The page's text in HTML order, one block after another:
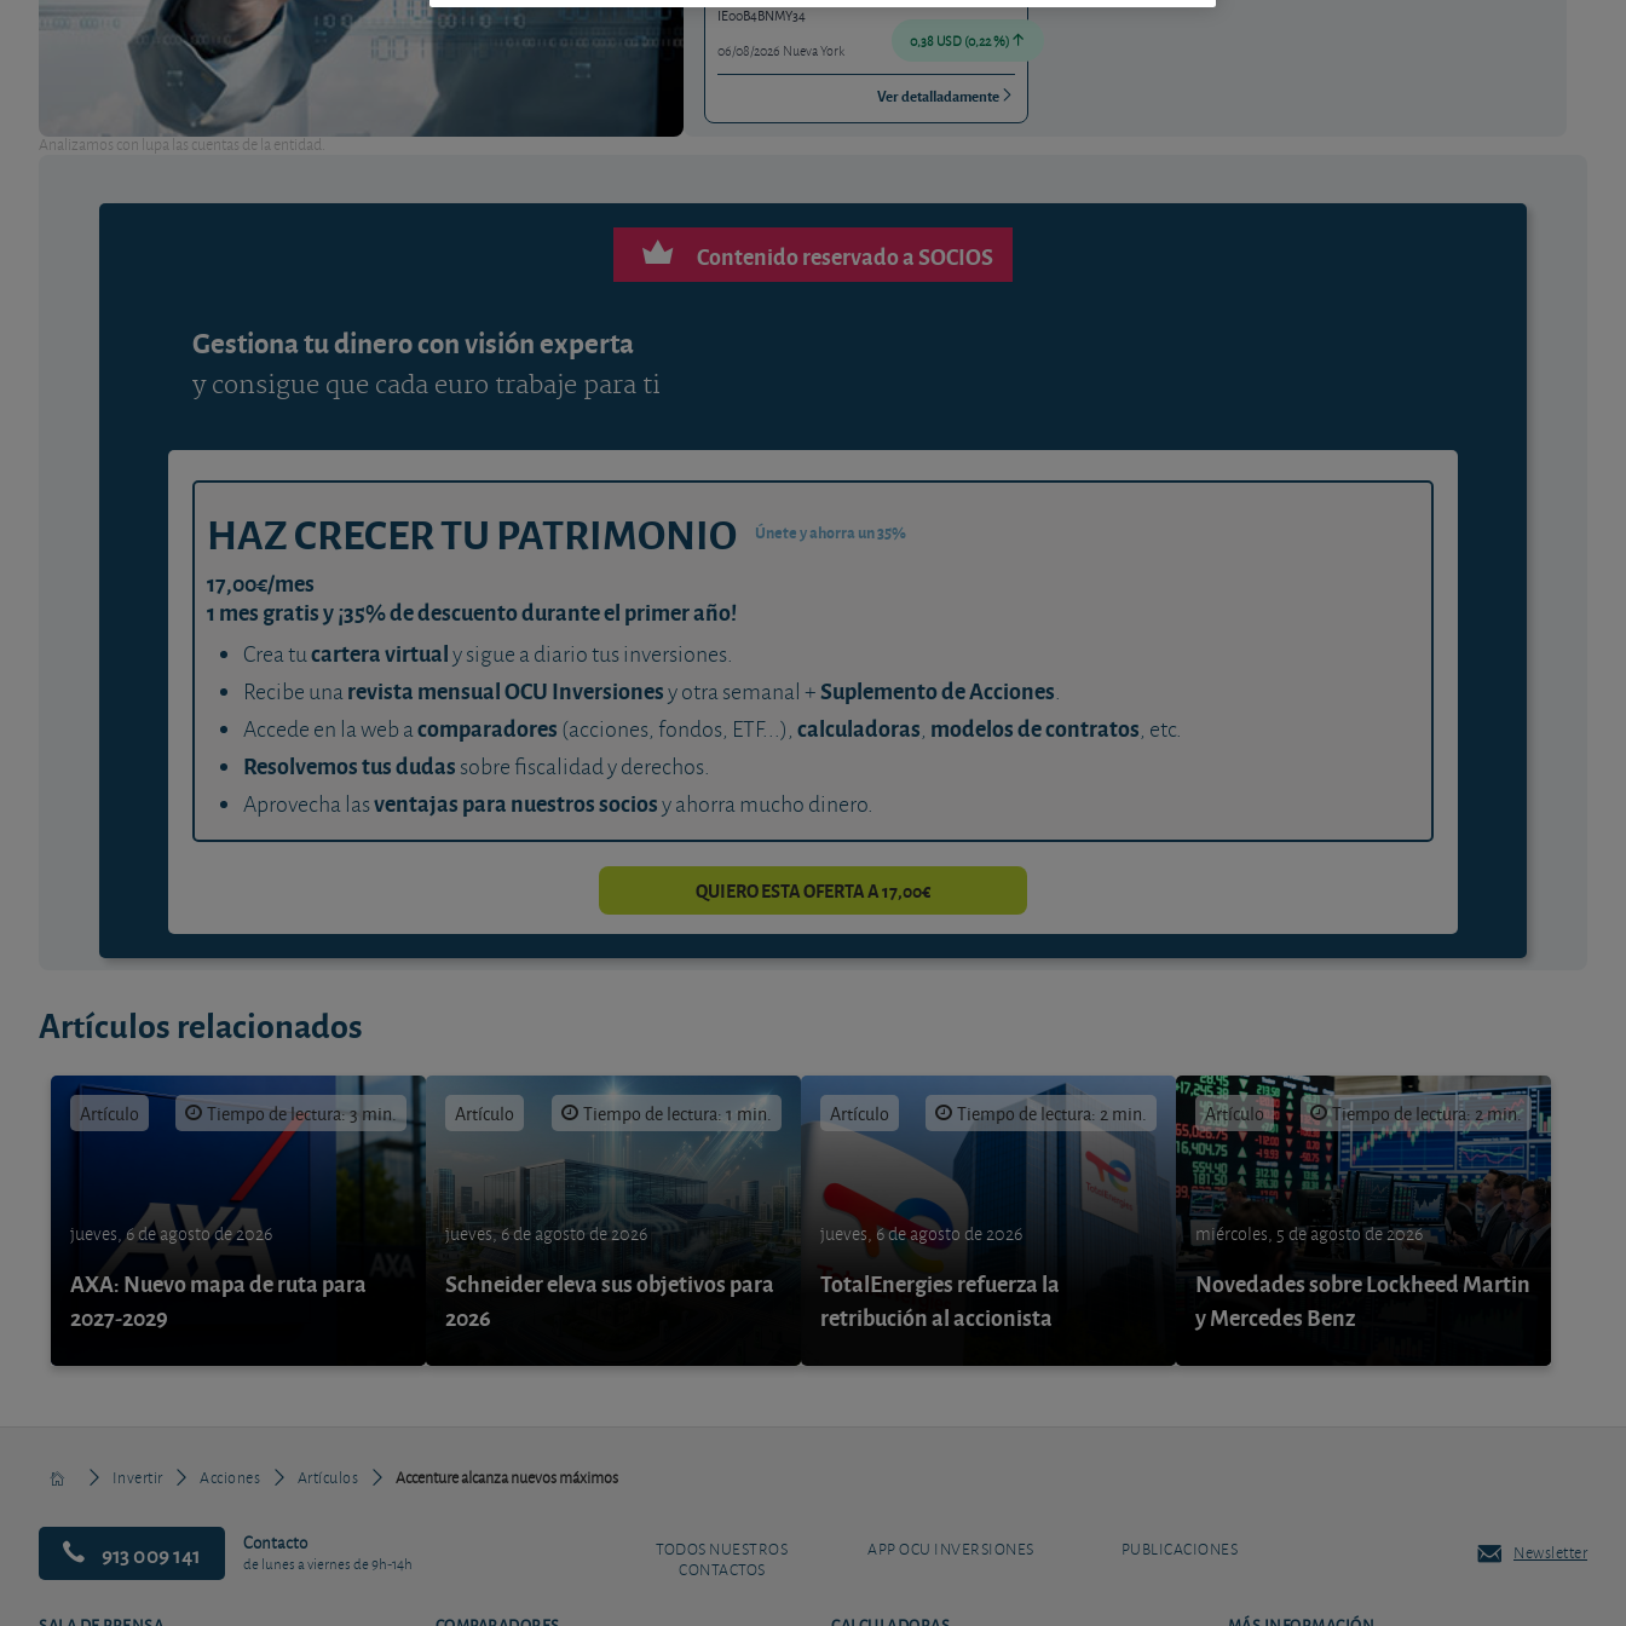
Analizamos con lupa las cuentas de la entidad.
IE00B4BNMY34
06/08/2026 Nueva York
0,38 USD (0,22 %)
Ver detalladamente
Contenido reservado a SOCIOS
Gestiona tu dinero con visión experta
y consigue que cada euro trabaje para ti
HAZ CRECER TU PATRIMONIO Únete y ahorra un 35%
17,00€/mes
1 mes gratis y ¡35% de descuento durante el primer año!
Crea tucartera virtualy sigue a diario tus inversiones.
Recibe unarevista mensual OCU Inversionesy otra semanal +Suplemento de Acciones.
Accede en la web acomparadores (acciones, fondos, ETF...), calculadoras, modelos de contratos, etc.
Resolvemos tus dudas sobre fiscalidad y derechos.
Aprovecha lasventajas para nuestros sociosy ahorra mucho dinero.
QUIERO ESTA OFERTA A 17,00€
Artículos relacionados
Artículo Tiempo de lectura: 3 min.
jueves, 6 de agosto de 2026
AXA: Nuevo mapa de ruta para
2027-2029
Artículo Tiempo de lectura: 1 min.
jueves, 6 de agosto de 2026
Schneider eleva sus objetivos para
2026
Artículo Tiempo de lectura: 2 min.
jueves, 6 de agosto de 2026
TotalEnergies refuerza la
retribución al accionista
Artículo Tiempo de lectura: 2 min.
miércoles, 5 de agosto de 2026
Novedades sobre Lockheed Martin
y Mercedes Benz
Invertir Acciones Artículos Accenture alcanza nuevos máximos
913 009 141 Contacto
de lunes a viernes de 9h-14h
TODOS NUESTROS
CONTACTOS
APP OCU INVERSIONES PUBLICACIONES Newsletter